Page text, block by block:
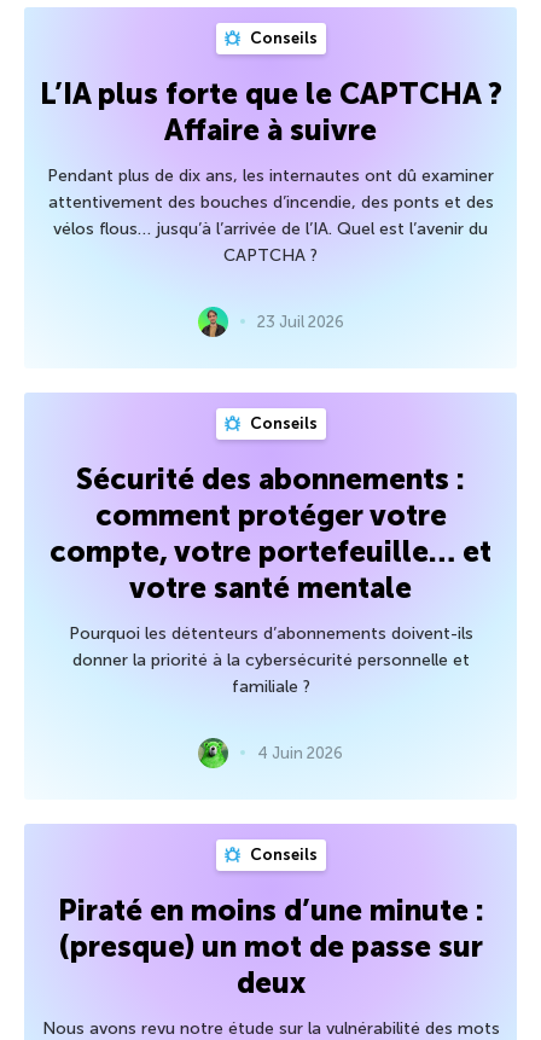
Conseils
L’IA plus forte que le CAPTCHA ?
Affaire à suivre
Pendant plus de dix ans, les internautes ont dû examiner
attentivement des bouches d’incendie, des ponts et des
vélos flous… jusqu’à l’arrivée de l’IA. Quel est l’avenir du
CAPTCHA ?
23 Juil 2026
Conseils
Sécurité des abonnements :
comment protéger votre
compte, votre portefeuille… et
votre santé mentale
Pourquoi les détenteurs d’abonnements doivent-ils
donner la priorité à la cybersécurité personnelle et
familiale ?
4 Juin 2026
Conseils
Piraté en moins d’une minute :
(presque) un mot de passe sur
deux
Nous avons revu notre étude sur la vulnérabilité des mots